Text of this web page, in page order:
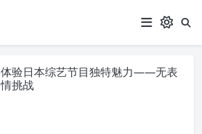
体验日本综艺节目独特魅力——无表
情挑战